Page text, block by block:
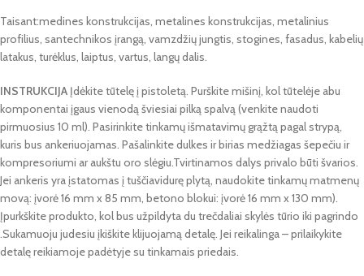
Taisant:medines konstrukcijas, metalines konstrukcijas, metalinius
profilius, santechnikos įrangą, vamzdžių jungtis, stogines, fasadus, kabelių
latakus, turėklus, laiptus, vartus, langų dalis.
INSTRUKCIJA Įdėkite tūtelę į pistoletą. Purškite mišinį, kol tūtelėje abu
komponentai įgaus vienodą šviesiai pilką spalvą (venkite naudoti
pirmuosius 10 ml). Pasirinkite tinkamų išmatavimų grąžtą pagal strypą,
kuris bus ankeriuojamas. Pašalinkite dulkes ir birias medžiagas šepečiu ir
kompresoriumi ar aukštu oro slėgiu.Tvirtinamos dalys privalo būti švarios.
Jei ankeris yra įstatomas į tuščiavidurę plytą, naudokite tinkamų matmenų
movą: įvorė 16 mm x 85 mm, betono blokui: įvorė 16 mm x 130 mm).
Įpurkškite produkto, kol bus užpildyta du trečdaliai skylės tūrio iki pagrindo
.Sukamuoju judesiu įkiškite klijuojamą detalę. Jei reikalinga – prilaikykite
detalę reikiamoje padėtyje su tinkamais priedais.